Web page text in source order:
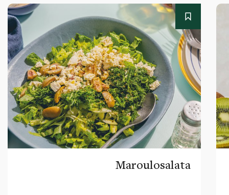
Maroulosalata